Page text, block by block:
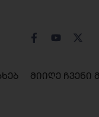
მიიღე ჩვენი